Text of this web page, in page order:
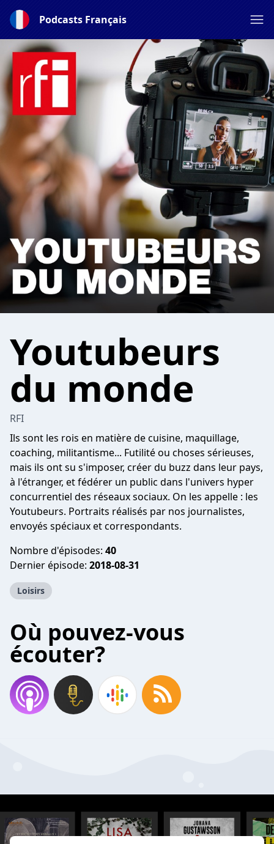
Podcasts Français
Youtubeurs
du monde
RFI
Ils sont les rois en matière de cuisine, maquillage,
coaching, militantisme... Futilité ou choses sérieuses,
mais ils ont su s'imposer, créer du buzz dans leur pays,
à l'étranger, et fédérer un public dans l'univers hyper
concurrentiel des réseaux sociaux. On les appelle : les
Youtubeurs. Portraits réalisés par nos journalistes,
envoyés spéciaux et correspondants.
Nombre d'épisodes: 40
Dernier épisode: 2018-08-31
Loisirs
Où pouvez-vous
écouter?